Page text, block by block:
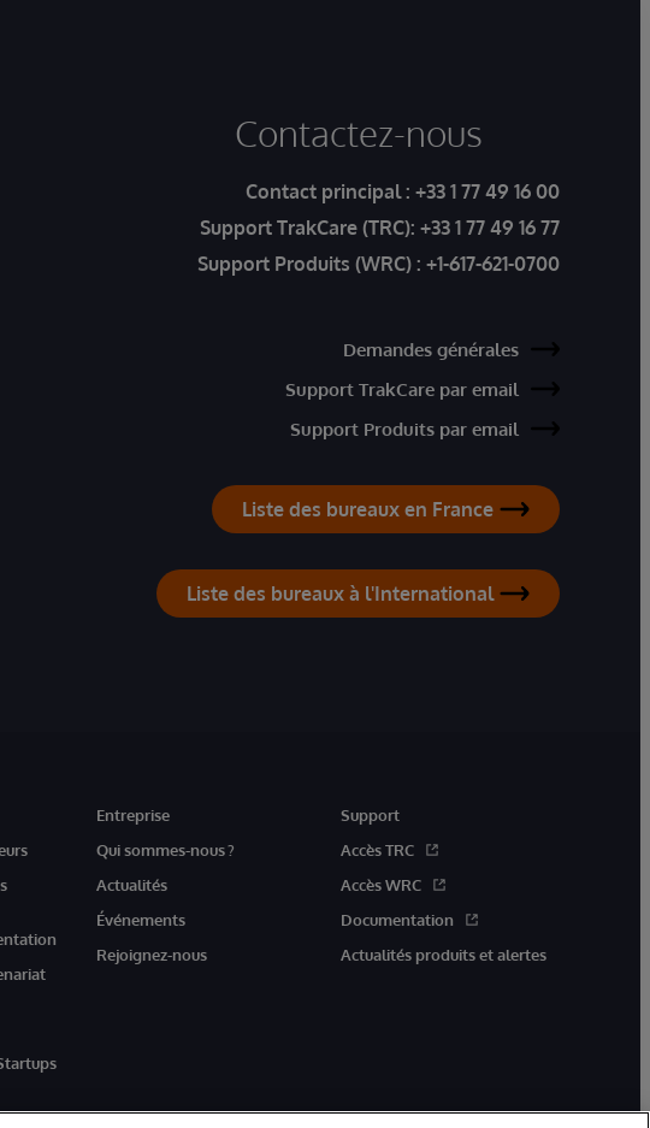
Contactez-nous
Contact principal : +33 1 77 49 16 00
Support TrakCare (TRC): +33 1 77 49 16 77
Support Produits (WRC) : +1-617-621-0700
Demandes générales
Support TrakCare par email
Support Produits par email
Liste des bureaux en France
Liste des bureaux à l'International
Entreprise
Qui sommes-nous ?
Actualités
Événements
Rejoignez-nous
Support
Accès TRC
Accès WRC
Documentation
Actualités produits et alertes